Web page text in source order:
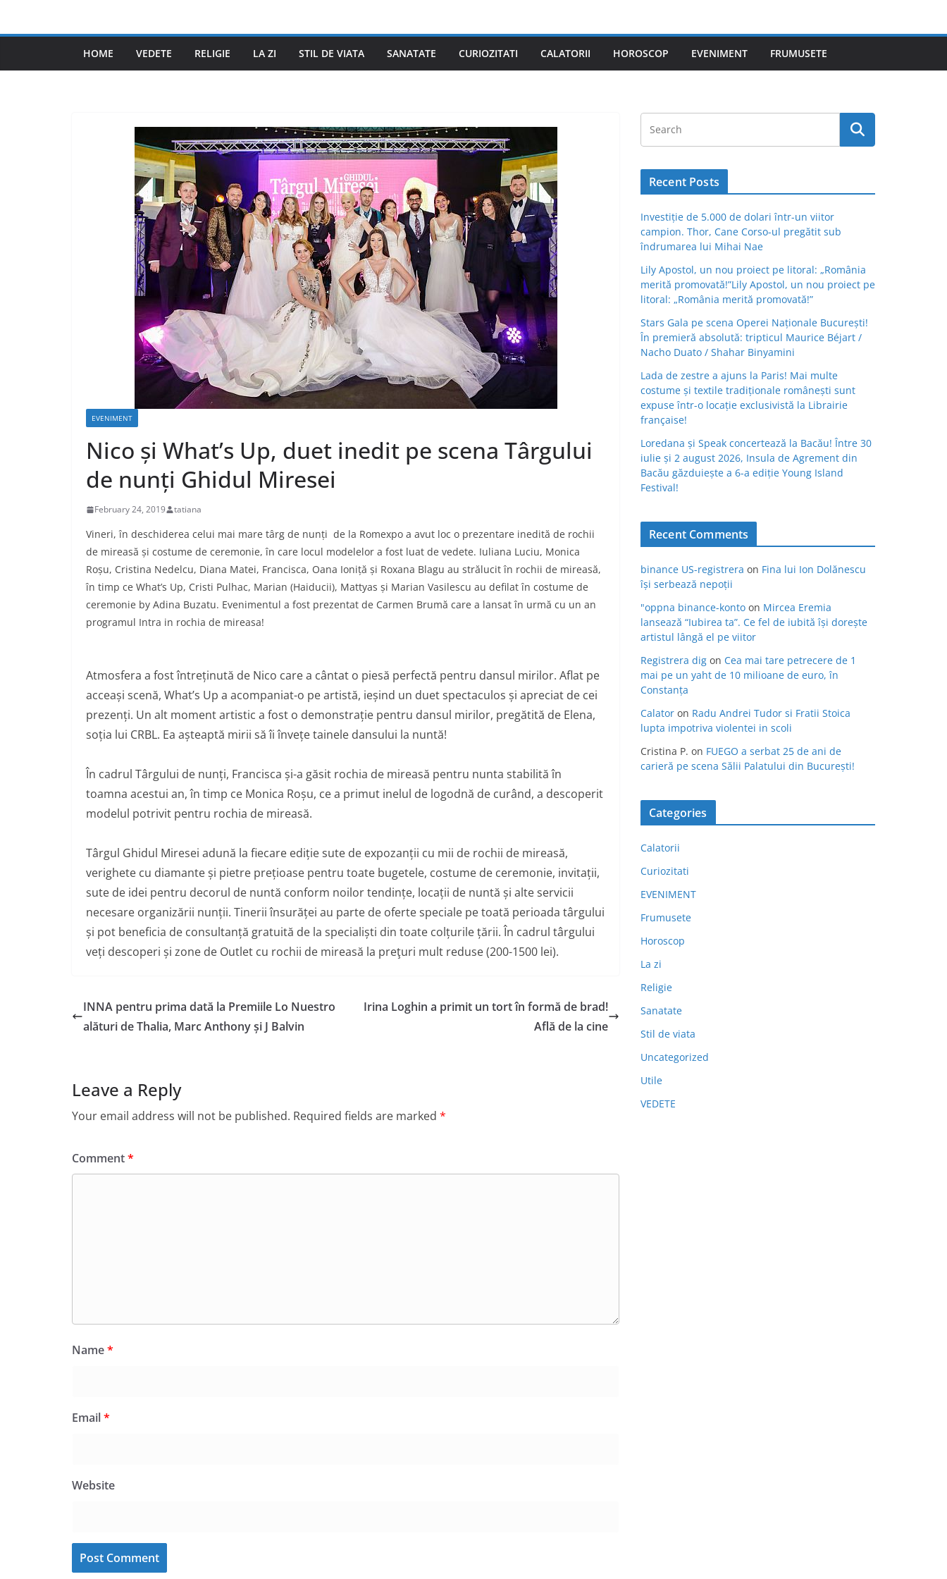
HOME VEDETE RELIGIE LA ZI STIL DE VIATA SANATATE CURIOZITATI CALATORII HOROSCOP EVENIMENT FRUMUSETE
EVENIMENT
Nico și What’s Up, duet inedit pe scena Târgului
de nunți Ghidul Miresei
February 24, 2019 tatiana
Vineri, în deschiderea celui mai mare târg de nunți de la Romexpo a avut loc o prezentare inedită de rochii
de mireasă și costume de ceremonie, în care locul modelelor a fost luat de vedete. Iuliana Luciu, Monica
Roșu, Cristina Nedelcu, Diana Matei, Francisca, Oana Ioniță și Roxana Blagu au strălucit în rochii de mireasă,
în timp ce What’s Up, Cristi Pulhac, Marian (Haiducii), Mattyas și Marian Vasilescu au defilat în costume de
ceremonie by Adina Buzatu. Evenimentul a fost prezentat de Carmen Brumă care a lansat în urmă cu un an
programul Intra in rochia de mireasa!
Atmosfera a fost întreținută de Nico care a cântat o piesă perfectă pentru dansul mirilor. Aflat pe
acceași scenă, What’s Up a acompaniat-o pe artistă, ieșind un duet spectaculos și apreciat de cei
prezenți. Un alt moment artistic a fost o demonstrație pentru dansul mirilor, pregătită de Elena,
soția lui CRBL. Ea așteaptă mirii să îi învețe tainele dansului la nuntă!
În cadrul Târgului de nunți, Francisca și-a găsit rochia de mireasă pentru nunta stabilită în
toamna acestui an, în timp ce Monica Roșu, ce a primut inelul de logodnă de curând, a descoperit
modelul potrivit pentru rochia de mireasă.
Târgul Ghidul Miresei adună la fiecare ediție sute de expozanții cu mii de rochii de mireasă,
verighete cu diamante și pietre prețioase pentru toate bugetele, costume de ceremonie, invitații,
sute de idei pentru decorul de nuntă conform noilor tendințe, locații de nuntă și alte servicii
necesare organizării nunții. Tinerii însurăței au parte de oferte speciale pe toată perioada târgului
și pot beneficia de consultanță gratuită de la specialiști din toate colțurile țării. În cadrul târgului
veți descoperi și zone de Outlet cu rochii de mireasă la preţuri mult reduse (200-1500 lei).
INNA pentru prima dată la Premiile Lo Nuestro
alături de Thalia, Marc Anthony și J Balvin
Irina Loghin a primit un tort în formă de brad!
Află de la cine
Leave a Reply
Your email address will not be published. Required fields are marked *
Comment*
Name*
Email*
Website
Recent Posts
Investiție de 5.000 de dolari într-un viitor
campion. Thor, Cane Corso-ul pregătit sub
îndrumarea lui Mihai Nae
Lily Apostol, un nou proiect pe litoral: „România
merită promovată!”Lily Apostol, un nou proiect pe
litoral: „România merită promovată!”
Stars Gala pe scena Operei Naționale București!
În premieră absolută: tripticul Maurice Béjart /
Nacho Duato / Shahar Binyamini
Lada de zestre a ajuns la Paris! Mai multe
costume și textile tradiționale românești sunt
expuse într-o locație exclusivistă la Librairie
française!
Loredana și Speak concertează la Bacău! Între 30
iulie și 2 august 2026, Insula de Agrement din
Bacău găzduiește a 6-a ediție Young Island
Festival!
Recent Comments
binance US-registrera on Fina lui Ion Dolănescu
își serbează nepoții
"oppna binance-konto on Mircea Eremia
lansează “Iubirea ta”. Ce fel de iubită își dorește
artistul lângă el pe viitor
Registrera dig on Cea mai tare petrecere de 1
mai pe un yaht de 10 milioane de euro, în
Constanța
Calator on Radu Andrei Tudor si Fratii Stoica
lupta impotriva violentei in scoli
Cristina P. on FUEGO a serbat 25 de ani de
carieră pe scena Sălii Palatului din București!
Categories
Calatorii
Curiozitati
EVENIMENT
Frumusete
Horoscop
La zi
Religie
Sanatate
Stil de viata
Uncategorized
Utile
VEDETE